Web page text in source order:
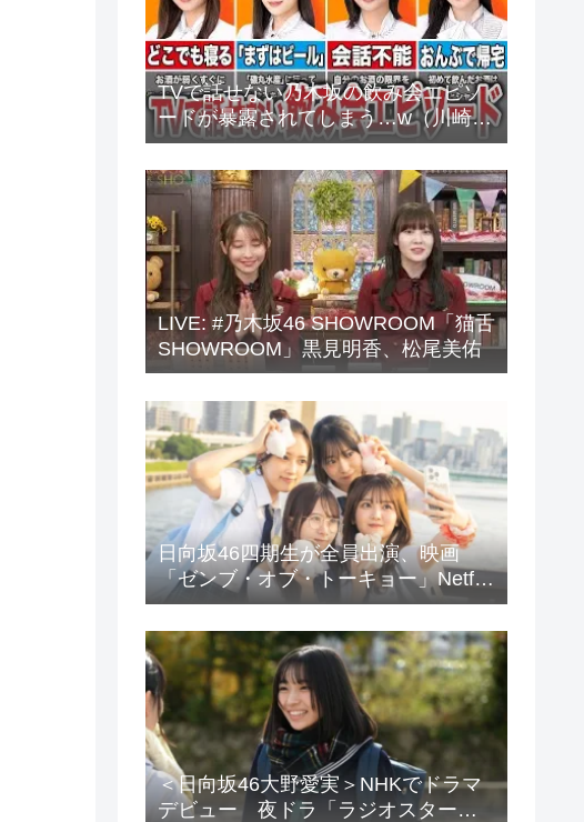
TVで話せない乃木坂の飲み会エピソ
ードが暴露されてしまう…w（川崎
桜、中西アルノ、梅澤美波、山下美
月、他）
LIVE: #乃木坂46 SHOWROOM「猫舌
SHOWROOM」黒見明香、松尾美佑
日向坂46四期生が全員出演、映画
「ゼンブ・オブ・トーキョー」Netflix
で配信
＜日向坂46大野愛実＞NHKでドラマ
デビュー 夜ドラ「ラジオスター」